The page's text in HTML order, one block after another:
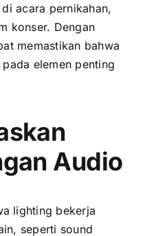
acara pernikahan,
konser. Dengan
memastikan bahwa
elemen penting
Audio
lighting bekerja
seperti sound